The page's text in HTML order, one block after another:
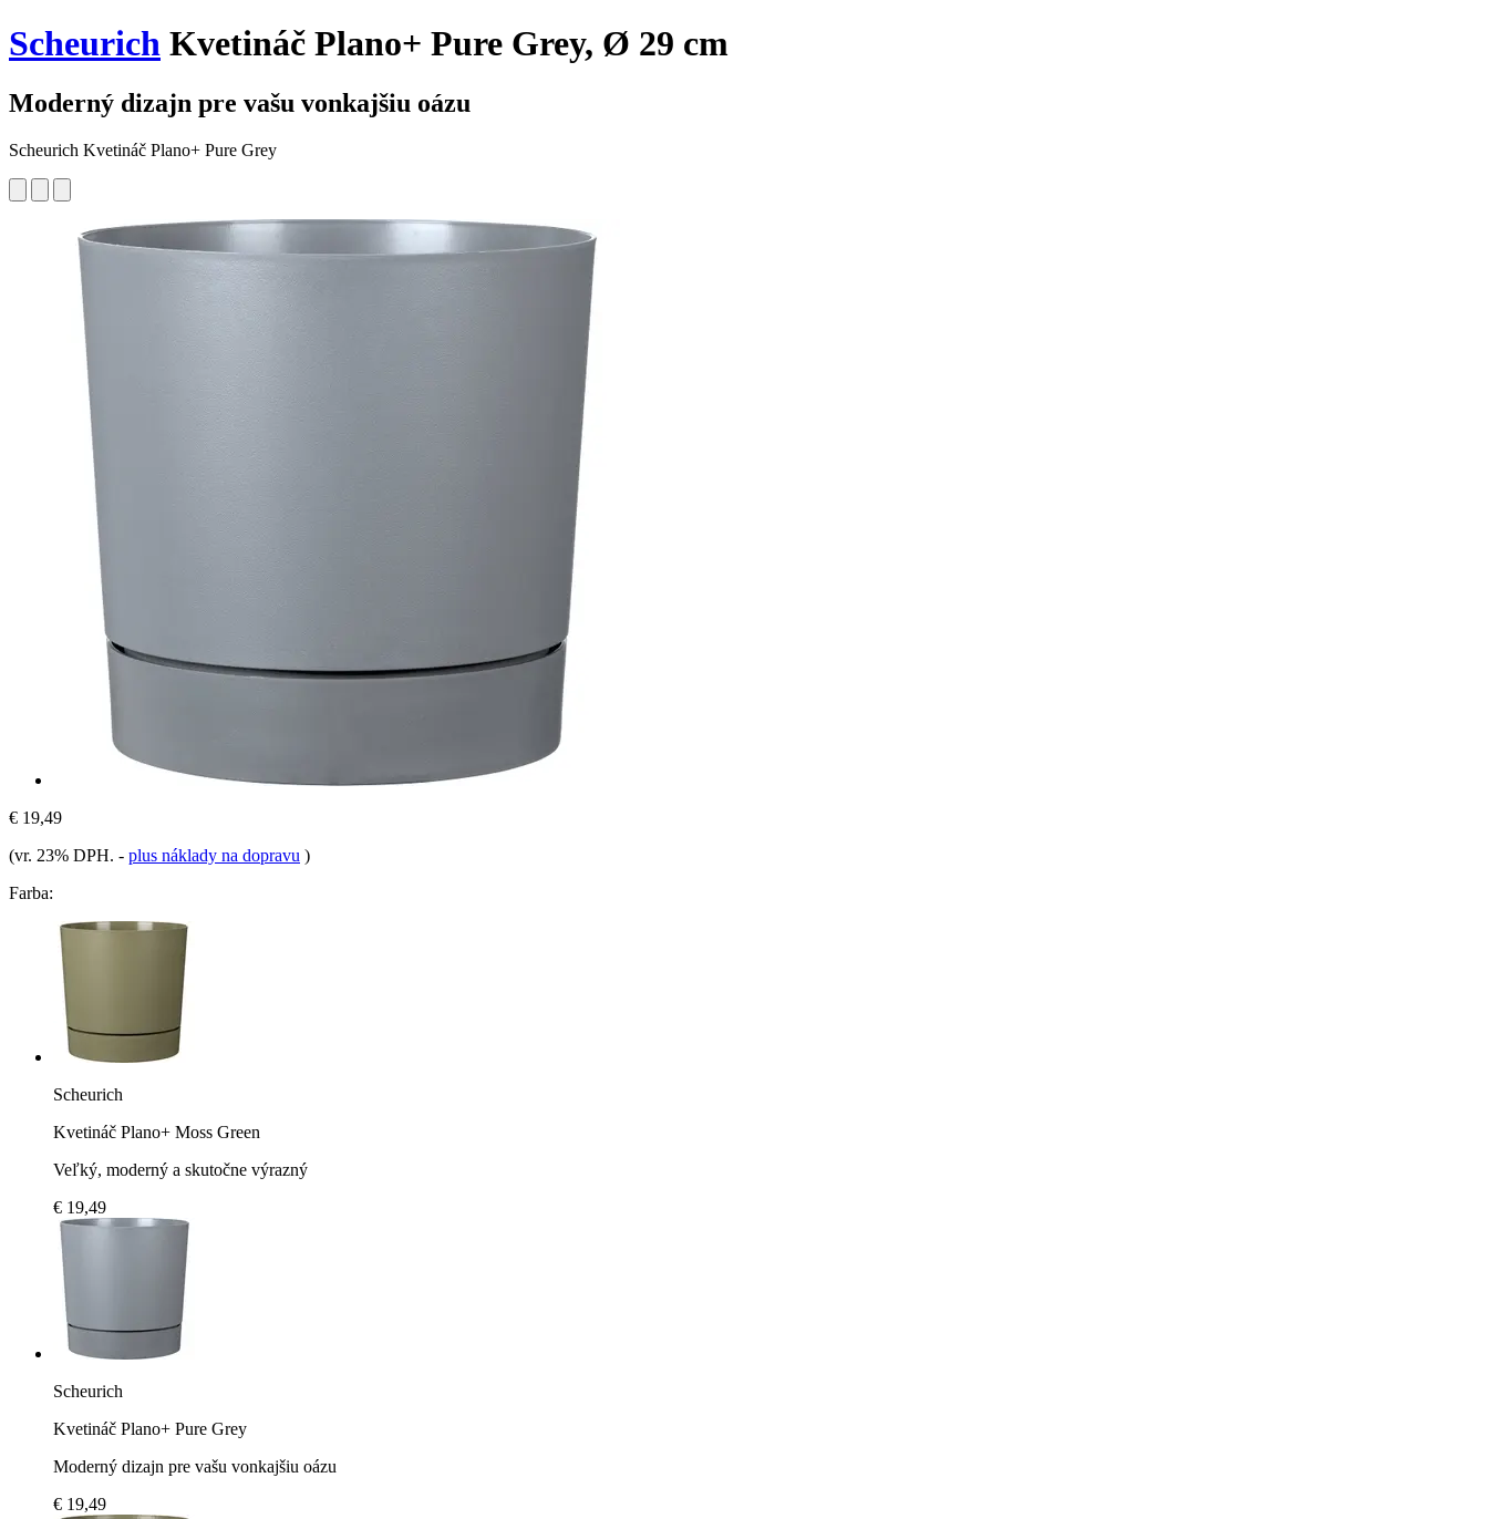
Scheurich Kvetináč Plano+ Pure Grey, Ø 29 cm
Moderný dizajn pre vašu vonkajšiu oázu
Scheurich Kvetináč Plano+ Pure Grey
€ 19,49
(vr. 23% DPH. - plus náklady na dopravu )
Farba:
Scheurich
Kvetináč Plano+ Moss Green
Veľký, moderný a skutočne výrazný
€ 19,49
Scheurich
Kvetináč Plano+ Pure Grey
Moderný dizajn pre vašu vonkajšiu oázu
€ 19,49